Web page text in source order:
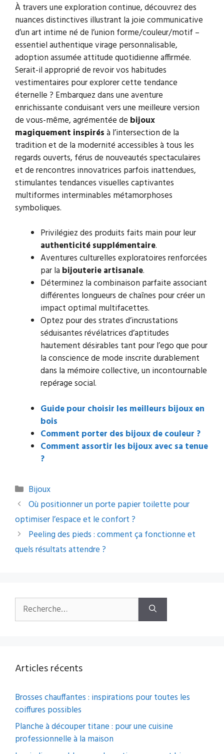
À travers une exploration continue, découvrez des
nuances distinctives illustrant la joie communicative
d’un art intime né de l’union forme/couleur/motif –
essentiel authentique virage personnalisable,
adoption assumée attitude quotidienne affirmée.
Serait-il approprié de revoir vos habitudes
vestimentaires pour explorer cette tendance
éternelle ? Embarquez dans une aventure
enrichissante conduisant vers une meilleure version
de vous-même, agrémentée de bijoux
magiquement inspirésà l’intersection de la
tradition et de la modernité accessibles à tous les
regards ouverts, férus de nouveautés spectaculaires
et de rencontres innovatrices parfois inattendues,
stimulantes tendances visuelles captivantes
multiformes interminables métamorphoses
symboliques.
Privilégiez des produits faits main pour leur
authenticité supplémentaire.
Aventures culturelles exploratoires renforcées
par la bijouterie artisanale.
Déterminez la combinaison parfaite associant
différentes longueurs de chaînes pour créer un
impact optimal multifacettes.
Optez pour des strates d’incrustations
séduisantes révélatrices d’aptitudes
hautement désirables tant pour l’ego que pour
la conscience de mode inscrite durablement
dans la mémoire collective, un incontournable
repérage social.
Guide pour choisir les meilleurs bijoux en
bois
Comment porter des bijoux de couleur ?
Comment assortir les bijoux avec sa tenue
?
Catégories
Bijoux
Navigation
des
articles
Où positionner un porte papier toilette pour
optimiser l’espace et le confort ?
Peeling des pieds : comment ça fonctionne et
quels résultats attendre ?
Rechercher :
Articles récents
Brosses chauffantes : inspirations pour toutes les
coiffures possibles
Planche à découper titane : pour une cuisine
professionnelle à la maison